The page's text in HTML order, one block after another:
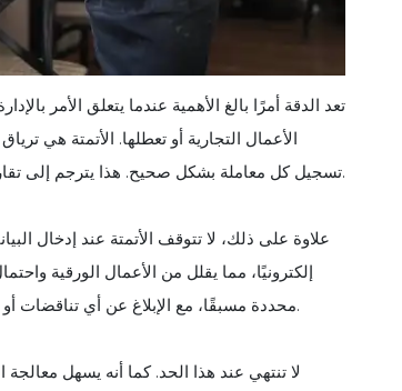
تعد الدقة أمرًا بالغ الأهمية عندما يتعلق الأمر
الأعمال التجارية أو تعطلها. الأتمتة هي
تسجيل كل معاملة بشكل صحيح. هذا يترجم إلى تقارير مالية أكثر دقة واتخاذ قرارات أفضل للمديرين التنفيذيين في صناعة المطاعم.
علاوة على ذلك، لا تتوقف الأتمتة عند إدخال
إلكترونيًا، مما يقلل من الأعمال الورقية
محددة مسبقًا، مع الإبلاغ عن أي تناقضات أو مخالفات للمراجعة. هذا النهج الاستباقي للتحقق يمنع الأخطاء المكلفة والاحتيال.